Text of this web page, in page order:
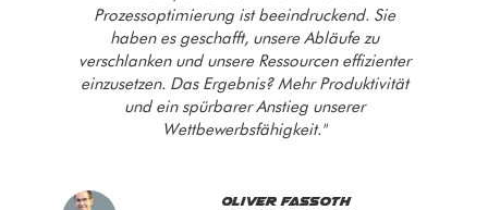
Prozessoptimierung ist beeindruckend. Sie
haben es geschafft, unsere Abläufe zu
verschlanken und unsere Ressourcen effizienter
einzusetzen. Das Ergebnis? Mehr Produktivität
und ein spürbarer Anstieg unserer
Wettbewerbsfähigkeit."
Oliver Fassoth